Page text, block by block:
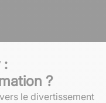
:
?
le divertissement